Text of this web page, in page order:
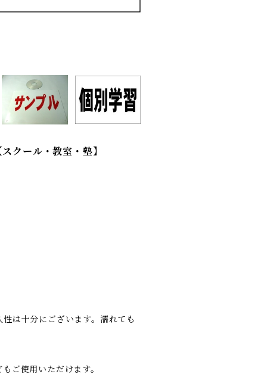
クール・教室・塾】
は十分にございます。濡れても
ご使用いただけます。